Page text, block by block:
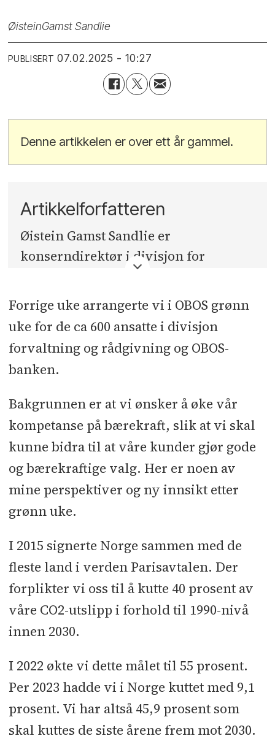
ØisteinGamst Sandlie
PUBLISERT 07.02.2025 - 10:27
Denne artikkelen er over ett år gammel.
Artikkelforfatteren
Øistein Gamst Sandlie er
konserndirektør i divisjon for
Forrige uke arrangerte vi i OBOS grønn
uke for de ca 600 ansatte i divisjon
forvaltning og rådgivning og OBOS-
banken.
Bakgrunnen er at vi ønsker å øke vår
kompetanse på bærekraft, slik at vi skal
kunne bidra til at våre kunder gjør gode
og bærekraftige valg. Her er noen av
mine perspektiver og ny innsikt etter
grønn uke.
I 2015 signerte Norge sammen med de
fleste land i verden Parisavtalen. Der
forplikter vi oss til å kutte 40 prosent av
våre CO2-utslipp i forhold til 1990-nivå
innen 2030.
I 2022 økte vi dette målet til 55 prosent.
Per 2023 hadde vi i Norge kuttet med 9,1
prosent. Vi har altså 45,9 prosent som
skal kuttes de siste årene frem mot 2030.